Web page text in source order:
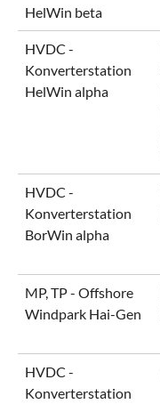
HelWin beta
HVDC -
Konverterstation
HelWin alpha
HVDC -
Konverterstation
BorWin alpha
MP, TP - Offshore
Windpark Hai-Gen
HVDC -
Konverterstation